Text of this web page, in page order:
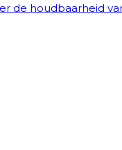
de houdbaarheid